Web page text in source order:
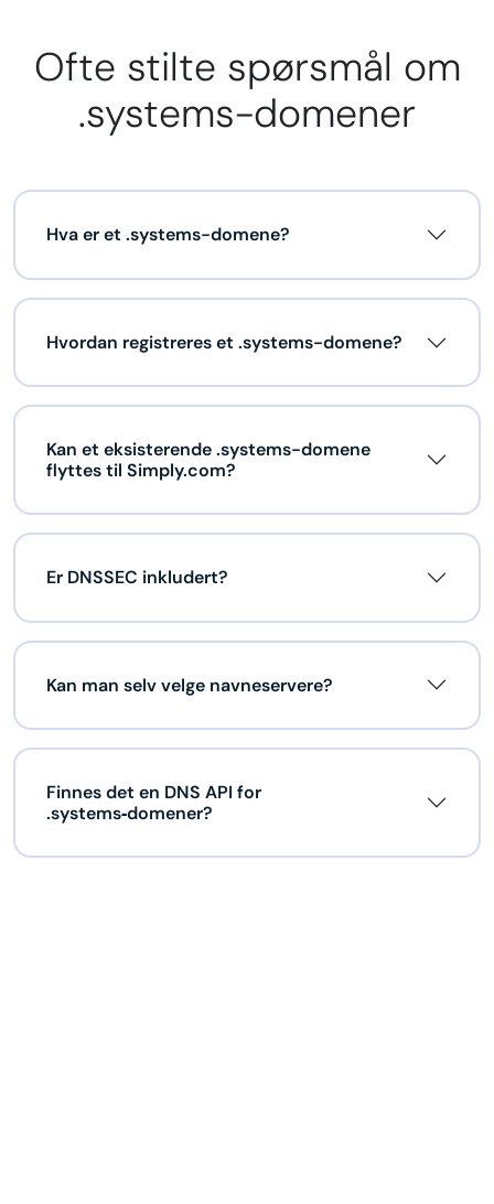
Ofte stilte spørsmål om
.systems-domener
Hva er et .systems-domene?
Hvordan registreres et .systems-domene?
Kan et eksisterende .systems-domene
flyttes til Simply.com?
Er DNSSEC inkludert?
Kan man selv velge navneservere?
Finnes det en DNS API for
.systems‑domener?